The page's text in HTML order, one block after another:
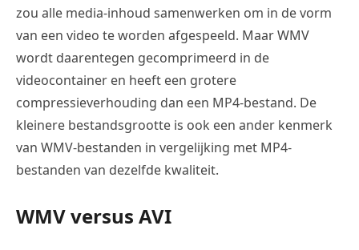
zou alle media-inhoud samenwerken om in de vorm
van een video te worden afgespeeld. Maar WMV
wordt daarentegen gecomprimeerd in de
videocontainer en heeft een grotere
compressieverhouding dan een MP4-bestand. De
kleinere bestandsgrootte is ook een ander kenmerk
van WMV-bestanden in vergelijking met MP4-
bestanden van dezelfde kwaliteit.
WMV versus AVI